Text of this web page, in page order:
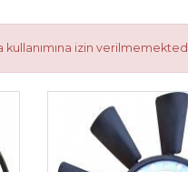
kullanımına izin